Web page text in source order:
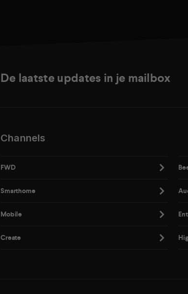
De laatste updates in je mailbox
Channels
FWD
Smarthome
Mobile
Create